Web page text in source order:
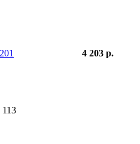
4 203 р.